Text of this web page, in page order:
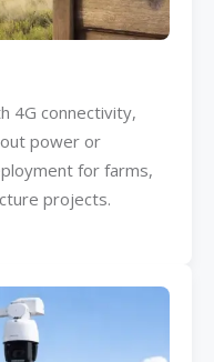
4G connectivity,
power or
for farms,
projects.